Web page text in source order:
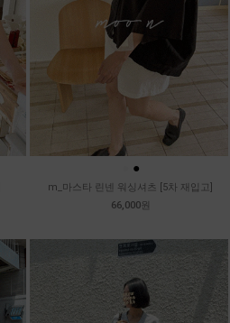
●
m_마스타 린넨 워싱셔츠 [5차 재입고]
66,000원